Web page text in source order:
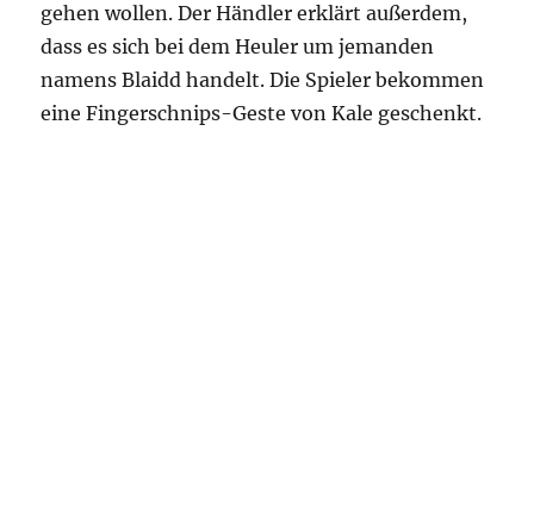
gehen wollen. Der Händler erklärt außerdem,
dass es sich bei dem Heuler um jemanden
namens Blaidd handelt. Die Spieler bekommen
eine Fingerschnips-Geste von Kale geschenkt.